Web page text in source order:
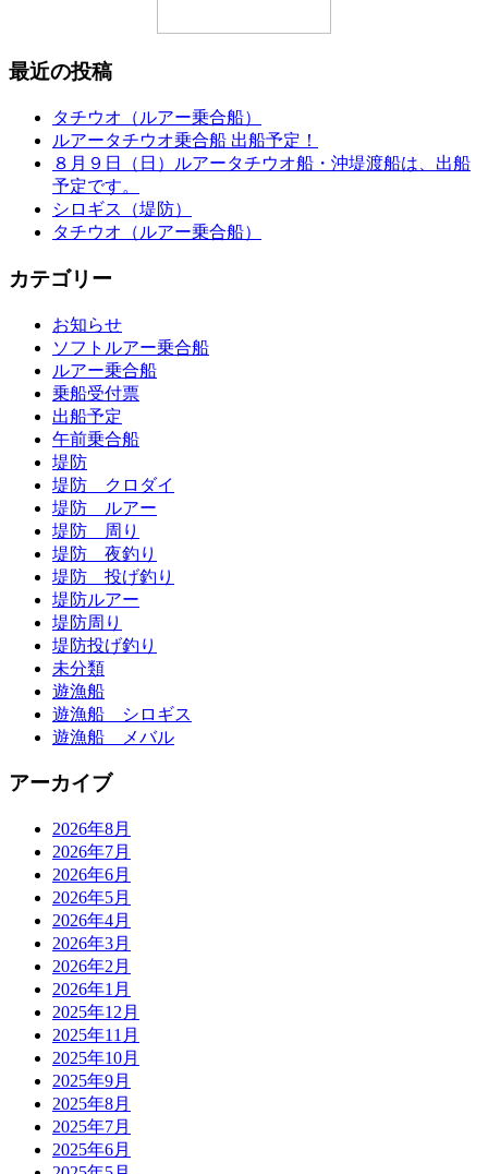
最近の投稿
タチウオ（ルアー乗合船）
ルアータチウオ乗合船 出船予定！
８月９日（日）ルアータチウオ船・沖堤渡船は、出船
予定です。
シロギス（堤防）
タチウオ（ルアー乗合船）
カテゴリー
お知らせ
ソフトルアー乗合船
ルアー乗合船
乗船受付票
出船予定
午前乗合船
堤防
堤防 クロダイ
堤防 ルアー
堤防 周り
堤防 夜釣り
堤防 投げ釣り
堤防ルアー
堤防周り
堤防投げ釣り
未分類
遊漁船
遊漁船 シロギス
遊漁船 メバル
アーカイブ
2026年8月
2026年7月
2026年6月
2026年5月
2026年4月
2026年3月
2026年2月
2026年1月
2025年12月
2025年11月
2025年10月
2025年9月
2025年8月
2025年7月
2025年6月